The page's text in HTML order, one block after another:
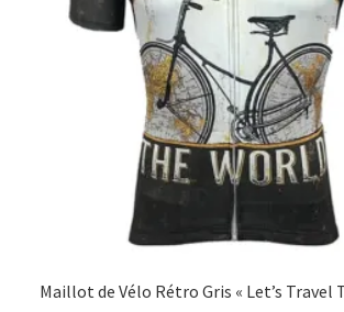
Maillot de Vélo Rétro Gris « Let’s Travel